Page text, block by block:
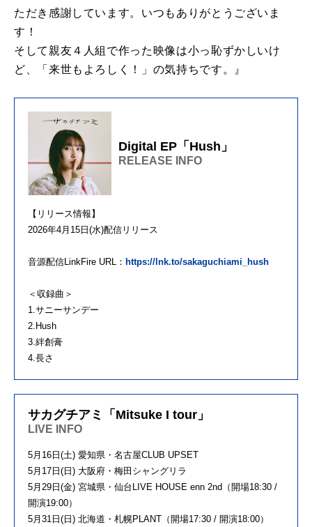
ただき感謝しています。いつもありがとうございま
す！
そして親友４人組で作った映像は小っ恥ずかしいけ
ど、「来世もよろしく！」の気持ちです。』
Digital EP「Hush」
RELEASE INFO
【リリース情報】
2026年4月15日(水)配信リリース
音源配信LinkFire URL： https://lnk.to/sakaguchiami_hush
＜収録曲＞
1.サニーサンデー
2.Hush
3.絆創膏
4.長さ
サカグチアミ「Mitsuke I tour」
LIVE INFO
5月16日(土) 愛知県・名古屋CLUB UPSET
5月17日(日) 大阪府・梅田シャングリラ
5月29日(金) 宮城県・仙台LIVE HOUSE enn 2nd（開場18:30 /
開演19:00）
5月31日(日) 北海道・札幌PLANT（開場17:30 / 開演18:00）